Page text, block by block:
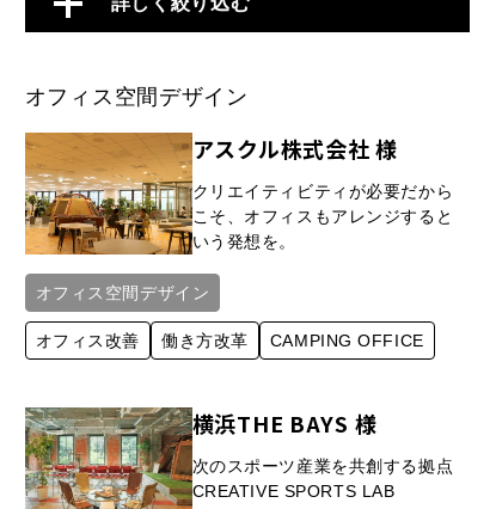
オフィス空間デザイン
アスクル株式会社 様
クリエイティビティが必要だから
こそ、オフィスもアレンジすると
いう発想を。
オフィス空間デザイン
オフィス改善 働き方改革 CAMPING OFFICE
横浜THE BAYS 様
次のスポーツ産業を共創する拠点
CREATIVE SPORTS LAB